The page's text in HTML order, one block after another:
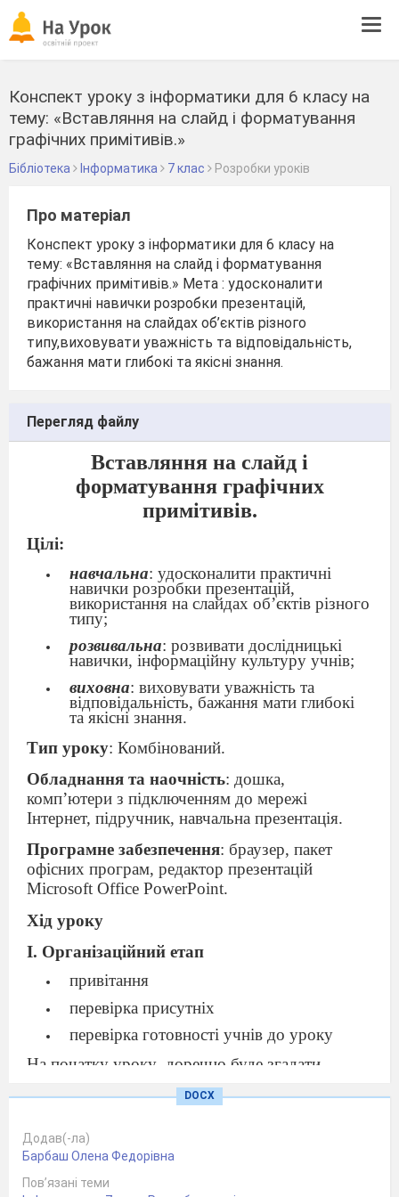
Конспект уроку з інформатики для 6 класу на
тему: «Вставляння на слайд і форматування
графічних примітивів.»
Бібліотека Інформатика 7 клас Розробки уроків
Про матеріал
Конспект уроку з інформатики для 6 класу на
тему: «Вставляння на слайд і форматування
графічних примітивів.» Мета : удосконалити
практичні навички розробки презентацій,
використання на слайдах об’єктів різного
типу,виховувати уважність та відповідальність,
бажання мати глибокі та якісні знання.
Перегляд файлу
Вставляння на слайд і
форматування графічних
примітивів.
Цілі:
навчальна: удосконалити практичні
навички розробки презентацій,
використання на слайдах об’єктів різного
типу;
розвивальна: розвивати дослідницькі
навички, інформаційну культуру учнів;
виховна: виховувати уважність та
відповідальність, бажання мати глибокі
та якісні знання.
Тип уроку: Комбінований.
Обладнання та наочність: дошка,
комп’ютери з підключенням до мережі
Інтернет, підручник, навчальна презентація.
Програмне забезпечення: браузер, пакет
офісних програм, редактор презентацій
Microsoft Office PowerPoint.
Хід уроку
І. Організаційний етап
привітання
перевірка присутніх
перевірка готовності учнів до уроку
На початку уроку доречно буде згадати
правила техніки безпеки та поведінки у
комп’ютерному класі.
- Я починаю правило – ви закінчуєте.
Не можна розпочинати роботу за
комп’ютером …..........( без дозволу
DOCX
Додав(-ла)
Барбаш Олена Федорівна
Пов’язані теми